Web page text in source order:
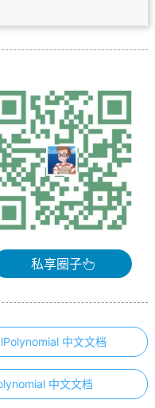
私享圈子
中文文档
中文文档